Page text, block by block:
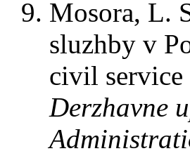
Mosora, L.
sluzhby v
civil
Derzhavne